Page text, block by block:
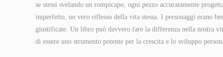
se stessi svelando un rompicapo, ogni pezzo accuratamente
imperfetto, un vero riflesso della vita stessa. I personaggi erano
giustificate. Un libro può davvero fare la differenza nella nostra
di essere uno strumento potente per la crescita e lo sviluppo